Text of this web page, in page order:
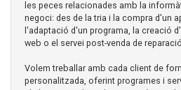
les peces relacionades amb la
negoci: des de la tria i la compra d'un
l'adaptació d'un programa, la creació
web o el servei post-venda de
Volem treballar amb cada client de
personalitzada, oferint programes i